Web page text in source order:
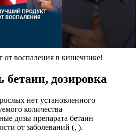
воспаления в кишечнике!
дозировка
нет установленного
количества
дозы препарата бетаин
от заболеваний (, ).